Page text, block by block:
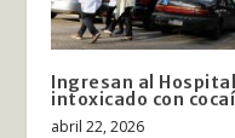
Ingresan al
intoxicado con
abril 22, 2026